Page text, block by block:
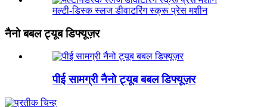
मल्टी-डिस्क स्लज डीवाटरिंग स्क्रू प्रेस मशीन
नैनो बबल ट्यूब डिफ्यूज़र
पीई सामग्री नैनो ट्यूब बबल डिफ्यूज़र